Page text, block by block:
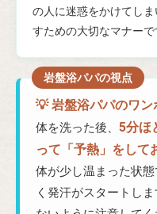
の人に迷惑をかけてし
すための大切なマナーで
💡 岩盤浴パパのワ
体を洗った後、 5分ほ
って「予熱」をして
体が少し温まった状
く発汗がスタートし